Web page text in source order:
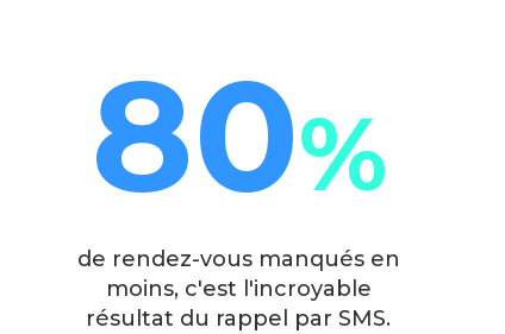
80%
de rendez-vous manqués en
moins, c'est l'incroyable
résultat du rappel par SMS.